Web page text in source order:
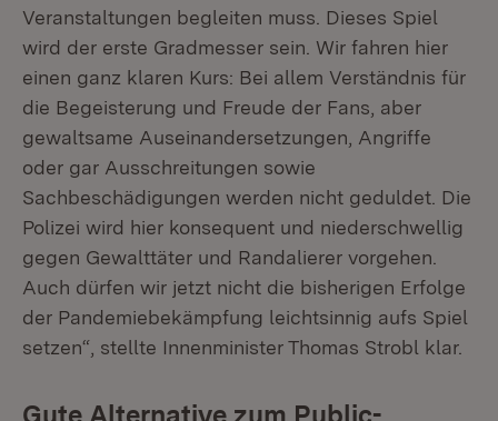
Veranstaltungen begleiten muss. Dieses Spiel
wird der erste Gradmesser sein. Wir fahren hier
einen ganz klaren Kurs: Bei allem Verständnis für
die Begeisterung und Freude der Fans, aber
gewaltsame Auseinandersetzungen, Angriffe
oder gar Ausschreitungen sowie
Sachbeschädigungen werden nicht geduldet. Die
Polizei wird hier konsequent und niederschwellig
gegen Gewalttäter und Randalierer vorgehen.
Auch dürfen wir jetzt nicht die bisherigen Erfolge
der Pandemiebekämpfung leichtsinnig aufs Spiel
setzen“, stellte Innenminister Thomas Strobl klar.